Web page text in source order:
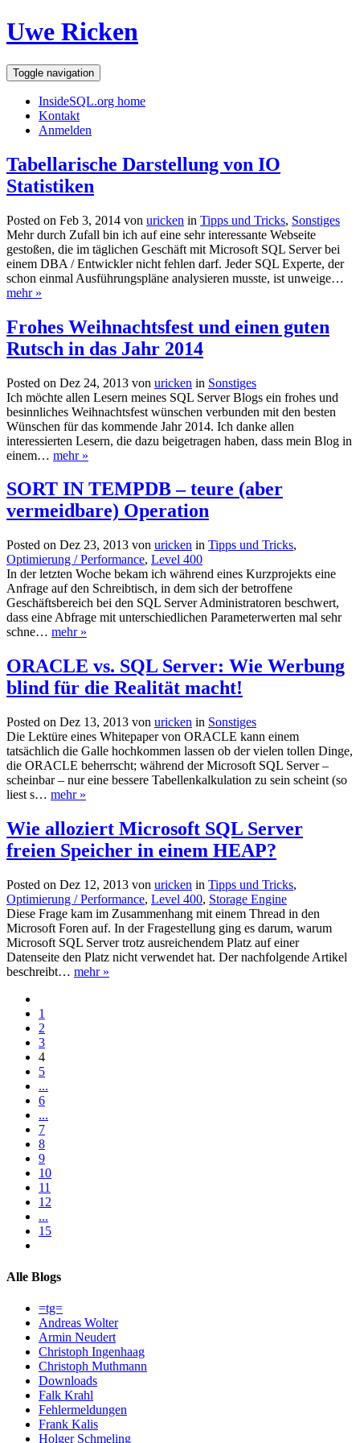
Uwe Ricken
Toggle navigation
InsideSQL.org home
Kontakt
Anmelden
Tabellarische Darstellung von IO
Statistiken
Posted on Feb 3, 2014 von uricken in Tipps und Tricks, Sonstiges
Mehr durch Zufall bin ich auf eine sehr interessante Webseite
gestoßen, die im täglichen Geschäft mit Microsoft SQL Server bei
einem DBA / Entwickler nicht fehlen darf. Jeder SQL Experte, der
schon einmal Ausführungspläne analysieren musste, ist unweige…
mehr »
Frohes Weihnachtsfest und einen guten
Rutsch in das Jahr 2014
Posted on Dez 24, 2013 von uricken in Sonstiges
Ich möchte allen Lesern meines SQL Server Blogs ein frohes und
besinnliches Weihnachtsfest wünschen verbunden mit den besten
Wünschen für das kommende Jahr 2014. Ich danke allen
interessierten Lesern, die dazu beigetragen haben, dass mein Blog in
einem… mehr »
SORT IN TEMPDB – teure (aber
vermeidbare) Operation
Posted on Dez 23, 2013 von uricken in Tipps und Tricks,
Optimierung / Performance, Level 400
In der letzten Woche bekam ich während eines Kurzprojekts eine
Anfrage auf den Schreibtisch, in dem sich der betroffene
Geschäftsbereich bei den SQL Server Administratoren beschwert,
dass eine Abfrage mit unterschiedlichen Parameterwerten mal sehr
schne… mehr »
ORACLE vs. SQL Server: Wie Werbung
blind für die Realität macht!
Posted on Dez 13, 2013 von uricken in Sonstiges
Die Lektüre eines Whitepaper von ORACLE kann einem
tatsächlich die Galle hochkommen lassen ob der vielen tollen Dinge,
die ORACLE beherrscht; während der Microsoft SQL Server –
scheinbar – nur eine bessere Tabellenkalkulation zu sein scheint (so
liest s… mehr »
Wie alloziert Microsoft SQL Server
freien Speicher in einem HEAP?
Posted on Dez 12, 2013 von uricken in Tipps und Tricks,
Optimierung / Performance, Level 400, Storage Engine
Diese Frage kam im Zusammenhang mit einem Thread in den
Microsoft Foren auf. In der Fragestellung ging es darum, warum
Microsoft SQL Server trotz ausreichendem Platz auf einer
Datenseite den Platz nicht verwendet hat. Der nachfolgende Artikel
beschreibt… mehr »
1
2
3
4
5
...
6
...
7
8
9
10
11
12
...
15
Alle Blogs
=tg=
Andreas Wolter
Armin Neudert
Christoph Ingenhaag
Christoph Muthmann
Downloads
Falk Krahl
Fehlermeldungen
Frank Kalis
Holger Schmeling